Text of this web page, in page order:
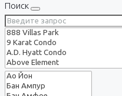
Поиск